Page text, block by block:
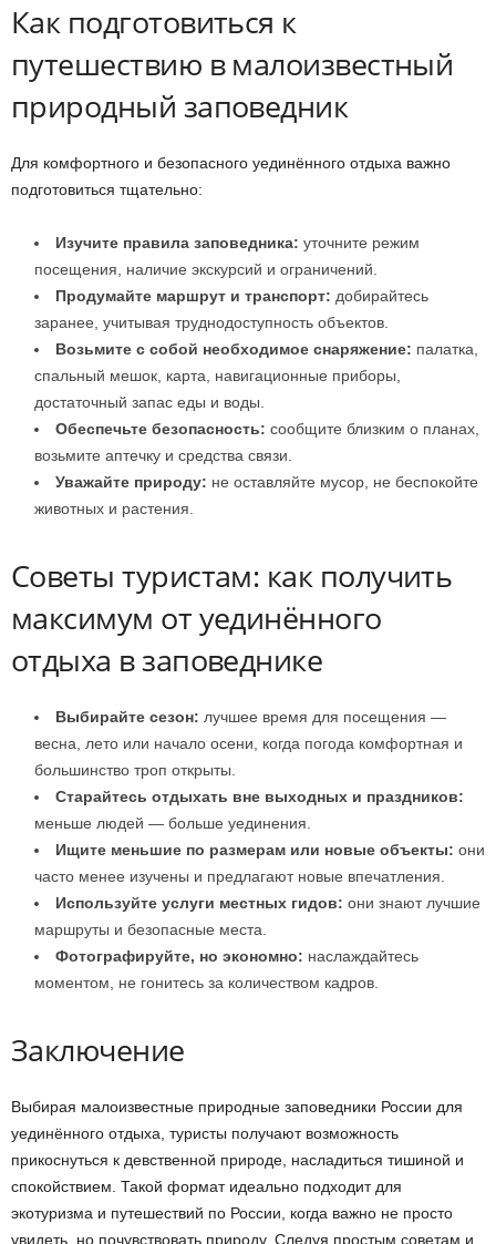
Как подготовиться к
путешествию в малоизвестный
природный заповедник
Для комфортного и безопасного уединённого отдыха важно
подготовиться тщательно:
Изучите правила заповедника: уточните режим
посещения, наличие экскурсий и ограничений.
Продумайте маршрут и транспорт: добирайтесь
заранее, учитывая труднодоступность объектов.
Возьмите с собой необходимое снаряжение: палатка,
спальный мешок, карта, навигационные приборы,
достаточный запас еды и воды.
Обеспечьте безопасность: сообщите близким о планах,
возьмите аптечку и средства связи.
Уважайте природу: не оставляйте мусор, не беспокойте
животных и растения.
Советы туристам: как получить
максимум от уединённого
отдыха в заповеднике
Выбирайте сезон: лучшее время для посещения —
весна, лето или начало осени, когда погода комфортная и
большинство троп открыты.
Старайтесь отдыхать вне выходных и праздников:
меньше людей — больше уединения.
Ищите меньшие по размерам или новые объекты: они
часто менее изучены и предлагают новые впечатления.
Используйте услуги местных гидов: они знают лучшие
маршруты и безопасные места.
Фотографируйте, но экономно: наслаждайтесь
моментом, не гонитесь за количеством кадров.
Заключение
Выбирая малоизвестные природные заповедники России для
уединённого отдыха, туристы получают возможность
прикоснуться к девственной природе, насладиться тишиной и
спокойствием. Такой формат идеально подходит для
экотуризма и путешествий по России, когда важно не просто
увидеть, но почувствовать природу. Следуя простым советам и